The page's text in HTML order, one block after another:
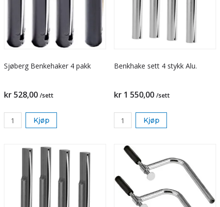
Sjøberg Benkehaker 4 pakk
kr 528,00 /sett
Kjøp
Benkhake sett 4 stykk Alu.
kr 1 550,00 /sett
Kjøp